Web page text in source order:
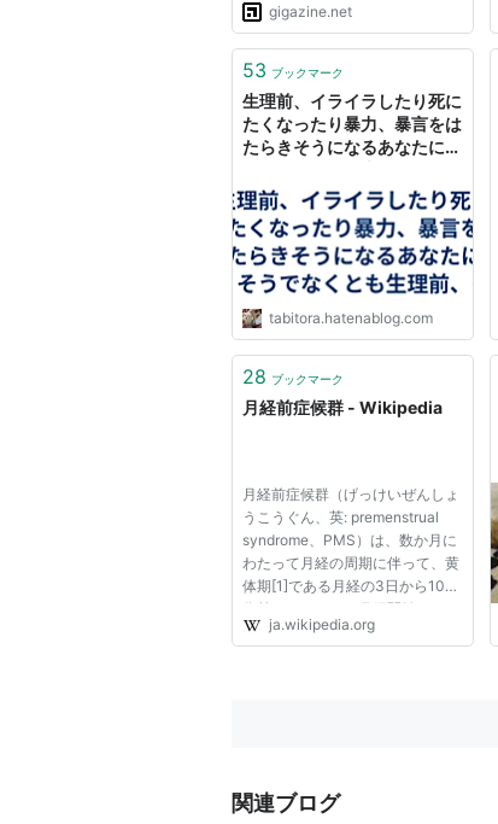
gigazine.net
53 ブックマーク
生理前、イライラしたり死に
たくなったり暴力、暴言をは
たらきそうになるあなたに、
いあなたに~月経前症候群と
月経前不快気分障害 -
tabitoraのブログ
tabitora.hatenablog.com
28 ブックマーク
月経前症候群 - Wikipedia
月経前症候群（げっけいぜんしょ
うこうぐん、英: premenstrual
syndrome、PMS）は、数か月に
わたって月経の周期に伴って、黄
体期[1]である月経の3日から10日
位前からおこり、月経開始ととも
に消失する、一連の身体的、およ
ja.wikipedia.org
関連ブログ